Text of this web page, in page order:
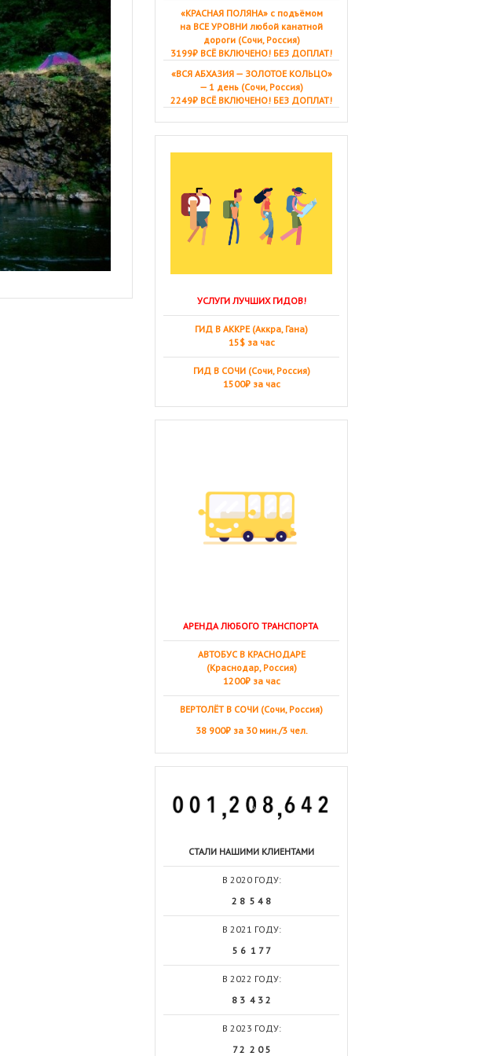
«КРАСНАЯ ПОЛЯНА» с подъёмом
на ВСЕ УРОВНИ любой канатной
дороги (Сочи, Россия)
3199₽ ВСЁ ВКЛЮЧЕНО! БЕЗ ДОПЛАТ!
«ВСЯ АБХАЗИЯ — ЗОЛОТОЕ КОЛЬЦО»
— 1 день (Сочи, Россия)
2249₽ ВСЁ ВКЛЮЧЕНО! БЕЗ ДОПЛАТ!
УСЛУГИ ЛУЧШИХ ГИДОВ!
ГИД В АККРЕ (Аккра, Гана)
15$ за час
ГИД В СОЧИ (Сочи, Россия)
1500₽ за час
АРЕНДА ЛЮБОГО ТРАНСПОРТА
АВТОБУС В КРАСНОДАРЕ
(Краснодар, Россия)
1200₽ за час
ВЕРТОЛЁТ В СОЧИ (Сочи, Россия)
38 900₽ за 30 мин./3 чел.
СТАЛИ НАШИМИ КЛИЕНТАМИ
В 2020 ГОДУ:
2 8 5 4 8
В 2021 ГОДУ:
5 6 1 7 7
В 2022 ГОДУ:
8 3 4 3 2
В 2023 ГОДУ:
7 2 2 0 5